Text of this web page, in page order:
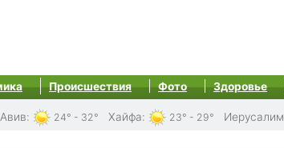
Происшествия Фото Здоровье
: 24° - 32° Хайфа: 23° - 29° Иерусалим